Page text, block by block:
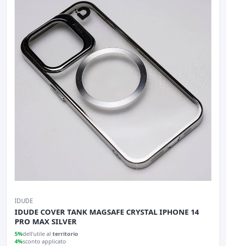
IDUDE
IDUDE COVER TANK MAGSAFE CRYSTAL IPHONE 14
PRO MAX SILVER
5%dell'utile al territorio
4%sconto applicato